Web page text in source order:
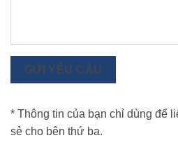
GỬI YÊU CẦU
* Thông tin của bạn chỉ dùng để
sẻ cho bên thứ ba.